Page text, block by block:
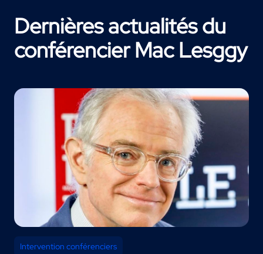
Dernières actualités du
conférencier Mac Lesggy
Intervention conférenciers